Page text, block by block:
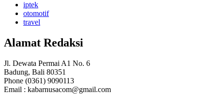
iptek
otomotif
travel
Alamat Redaksi
Jl. Dewata Permai A1 No. 6
Badung, Bali 80351
Phone (0361) 9090113
Email : kabarnusacom@gmail.com